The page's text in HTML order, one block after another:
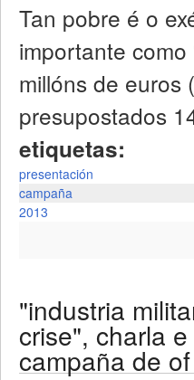
Tan pobre é o
importante como
millóns de euros
presupostados
etiquetas:
presentación
campaña
2013
"industria
crise", charla
campaña de